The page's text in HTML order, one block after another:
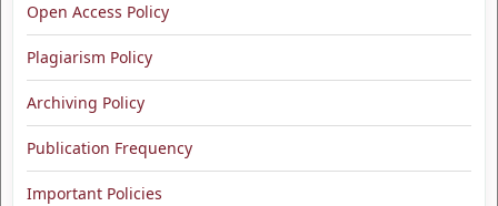
Open Access Policy
Plagiarism Policy
Archiving Policy
Publication Frequency
Important Policies